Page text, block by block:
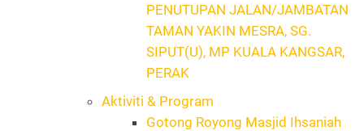
PENUTUPAN JALAN/JAMBATAN
TAMAN YAKIN MESRA, SG.
SIPUT(U), MP KUALA KANGSAR,
PERAK
Aktiviti & Program
Gotong Royong Masjid Ihsaniah